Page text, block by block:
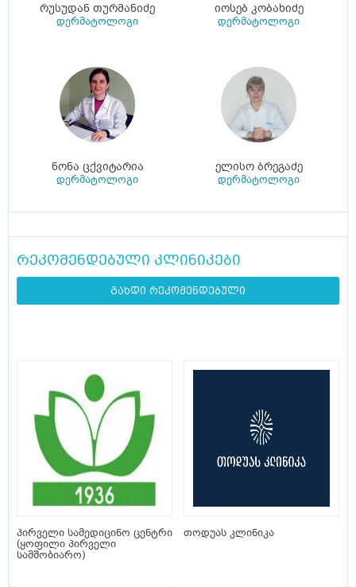
რუსუდან თურმანიძე
დერმატოლოგი
იოსებ კობახიძე
დერმატოლოგი
ნონა ცქვიტარია
დერმატოლოგი
ელისო ბრეგაძე
დერმატოლოგი
რეკომენდებული კლინიკები
გახდი რეკომენდებული
პირველი სამედიცინო ცენტრი
(ყოფილი პირველი
სამშობიარო)
თოდუას კლინიკა